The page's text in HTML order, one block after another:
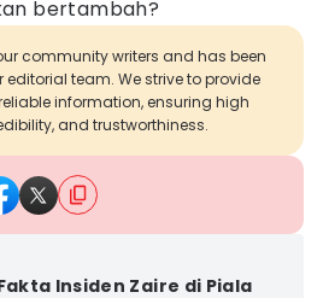
bertambah?
community writers and has been
editorial team. We strive to provide
information, ensuring high
and trustworthiness.
Insiden Zaire di Piala